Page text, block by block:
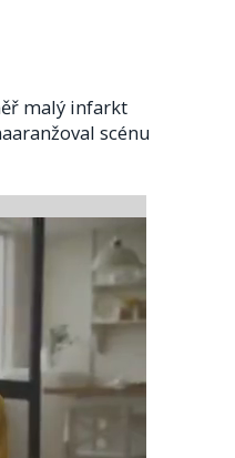
malý infarkt
scénu